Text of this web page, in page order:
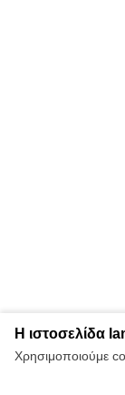
Η ιστοσελίδα
Χρησιμοποιούμε